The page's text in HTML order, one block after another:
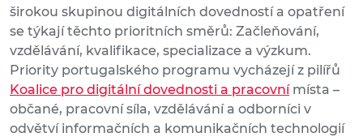
širokou skupinou digitálních dovedností a opatření
se týkají těchto prioritních směrů: Začleňování,
vzdělávání, kvalifikace, specializace a výzkum.
Priority portugalského programu vycházejí z pilířů
Koalice pro digitální dovednosti a pracovnímísta –
občané, pracovní síla, vzdělávání a odborníci v
odvětví informačních a komunikačních technologií